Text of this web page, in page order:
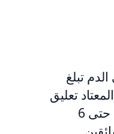
تبلغ
من المعتاد تعليق
رخصة القيادة، حيث تكون مدة التعليق القياسية شهرين، مع إمكانية تمديدها حتى 6